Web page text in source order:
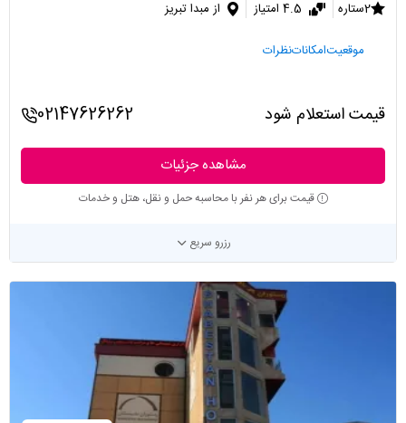
2ستاره 4.5 امتیاز از مبدا تبریز
موقعیتامکاناتنظرات
قیمت استعلام شود 02147626262
مشاهده جزئیات
قیمت برای هر نفر با محاسبه حمل و نقل، هتل و خدمات
رزرو سریع